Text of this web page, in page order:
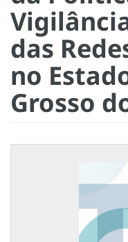
das
no
Grosso